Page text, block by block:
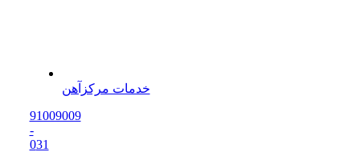
خدمات مرکزآهن
91009009
-
031